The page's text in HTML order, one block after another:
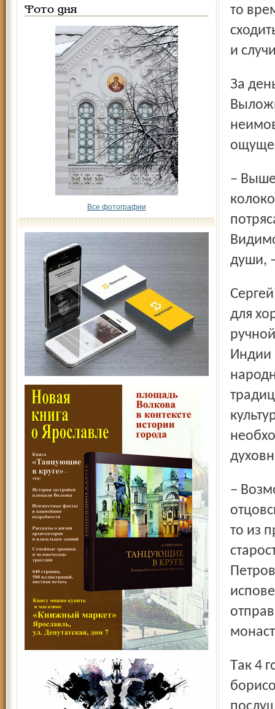
Фото дня
Все фотографии
то
и
За день до отлёта Сергей отправился на исповедь.
– Вышел я из храма после исповеди, и тут начали звонить
души,
Сергей благополучно долетел до Индии, нашёл там почву
для
Индии
– Возможно, во мне заговорили гены, – улыбается он, – по
то из
Так 4 года назад Сергей впервые оказался на